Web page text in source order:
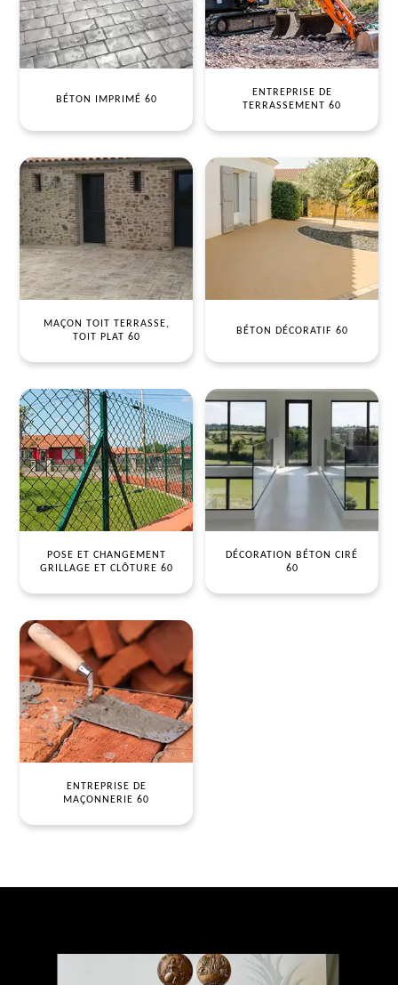
BÉTON IMPRIMÉ 60
ENTREPRISE DE
TERRASSEMENT 60
MAÇON TOIT TERRASSE,
TOIT PLAT 60
BÉTON DÉCORATIF 60
POSE ET CHANGEMENT
GRILLAGE ET CLÔTURE 60
DÉCORATION BÉTON CIRÉ
60
ENTREPRISE DE
MAÇONNERIE 60